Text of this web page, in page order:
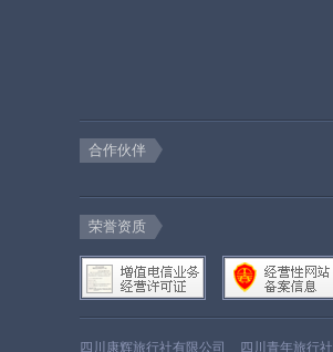
合作伙伴
荣誉资质
四川康辉旅行社有限公司 四川青年旅行社